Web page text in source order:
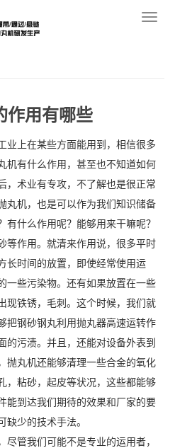
导
作用有哪些
业上在某些方面能用到，相信很多
机有什么作用，甚至也不知道如何
，术业有专攻，不了解也是很正常
丸机，也是可以作为我们知识储备
有什么作用呢？能够用来干嘛呢？
等作用。就清来作用说，很多平时
长时间的放置，即使经常使用运
一些污染物。还有如果放置在一些
现铁锈，毛刺。这个时候，我们就
把钢砂钢丸利用抛丸器高速运转作
的污渍。并且，还能对设备外表到
抛丸机还能够清理一些合金的氧化
，粘砂，起皮等状况，这些都能够
能到达我们期待的效果和厂家的要
缺少的技术手法。
管我们可能不是专业的运用者，